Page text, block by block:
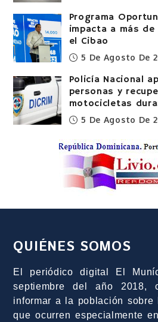
Programa
impacta a más
el Cibao
5 De Agosto De
Policía Nacional
personas y
motocicletas
5 De Agosto De
QUIÉNES SOMOS
El periódico digital El
septiembre del año 2018,
informar a la población sobre
que ocurren especialmente